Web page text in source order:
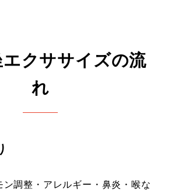
クササイズの流
れ
調整・アレルギー・鼻炎・喉な